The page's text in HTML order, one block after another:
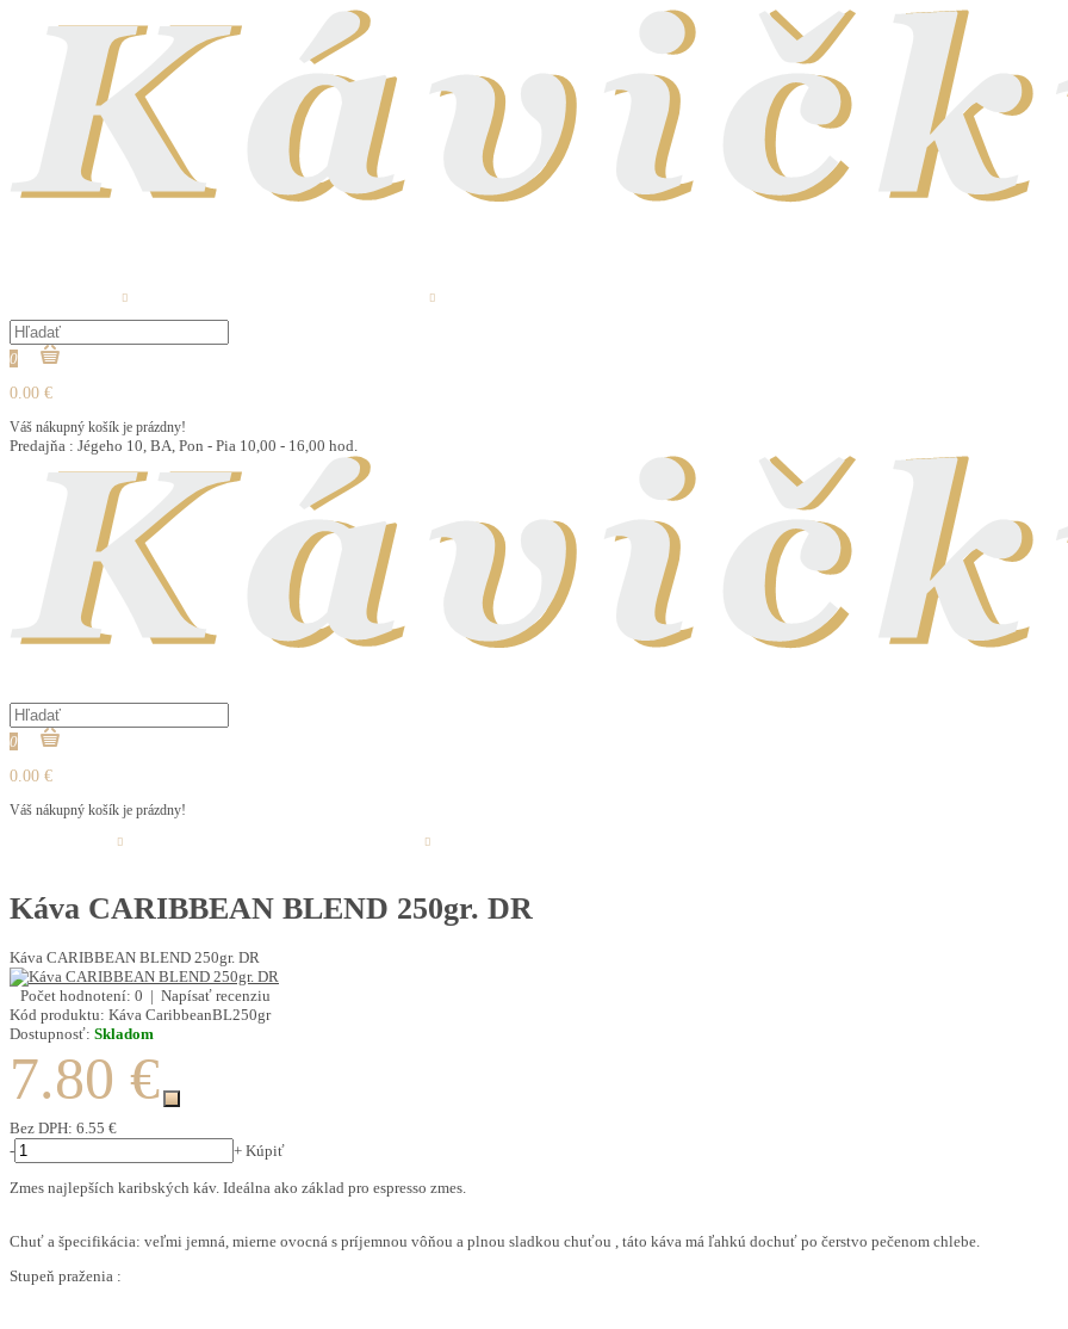
0
0.00 €
Váš nákupný košík je prázdny!
Predajňa : Jégeho 10, BA, Pon - Pia 10,00 - 16,00 hod.
0
0.00 €
Váš nákupný košík je prázdny!
Káva CARIBBEAN BLEND 250gr. DR
Káva CARIBBEAN BLEND 250gr. DR
Počet hodnotení: 0 | Napísať recenziu
Kód produktu: Káva CaribbeanBL250gr
Dostupnosť: Skladom
7.80 €
Bez DPH: 6.55 €
-
+ Kúpiť
Zmes najlepších karibských káv. Ideálna ako základ pro espresso zmes.
Chuť a špecifikácia: veľmi jemná, mierne ovocná s príjemnou vôňou a plnou sladkou chuťou , táto káva má ľahkú dochuť po čerstvo pečenom chlebe.
Stupeň praženia :